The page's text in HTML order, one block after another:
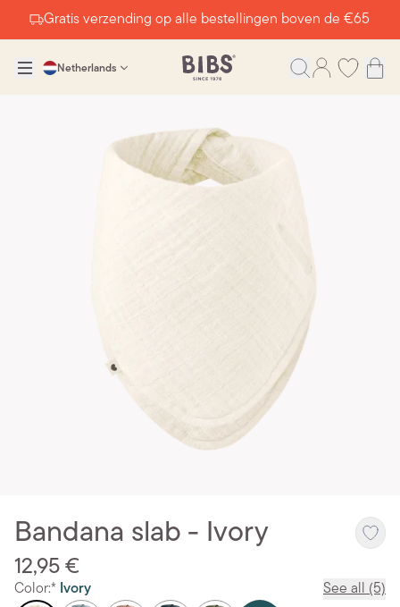
Gratis verzending op alle bestellingen boven de €65
Netherlands
Bandana slab - Ivory
12,95 €
Color:* Ivory See all (5)